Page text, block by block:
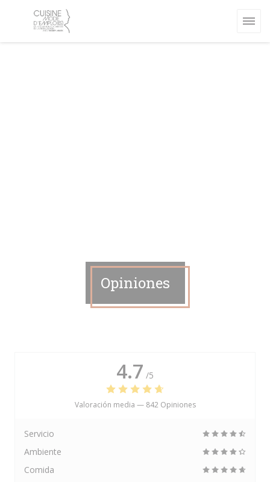
Opiniones
4.7 /5
Valoración media — 842 Opiniones
Servicio
Ambiente
Comida